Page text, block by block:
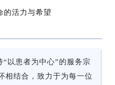
的活力与希望
“以患者为中心”的服务宗
相结合，致力于为每一位